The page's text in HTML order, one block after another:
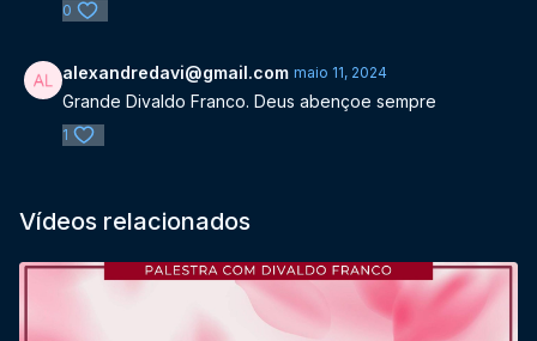
0
alexandredavi@gmail.com maio 11, 2024
Grande Divaldo Franco. Deus abençoe sempre
1
Vídeos relacionados